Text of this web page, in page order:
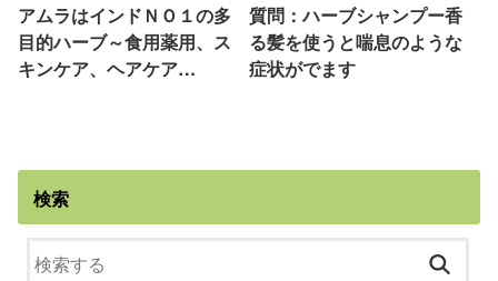
アムラはインドＮＯ１の多
目的ハーブ～食用薬用、ス
キンケア、ヘアケア…
質問：ハーブシャンプー香
る髪を使うと喘息のような
症状がでます
検索